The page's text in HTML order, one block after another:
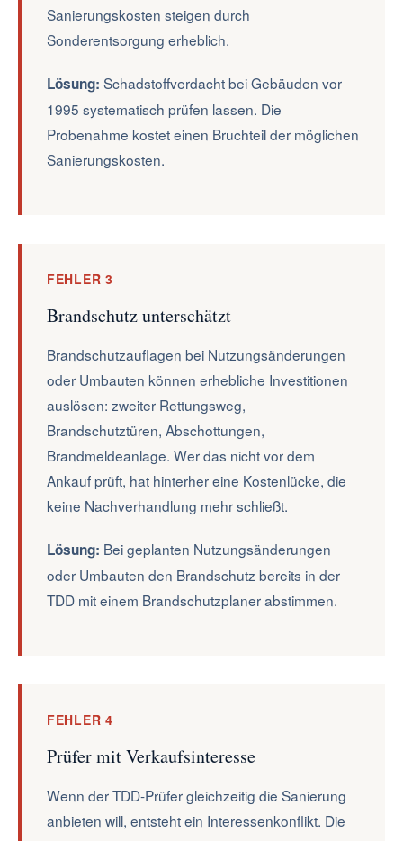
Sanierungskosten steigen durch
Sonderentsorgung erheblich.
Lösung: Schadstoffverdacht bei Gebäuden vor
1995 systematisch prüfen lassen. Die
Probenahme kostet einen Bruchteil der möglichen
Sanierungskosten.
FEHLER 3
Brandschutz unterschätzt
Brandschutzauflagen bei Nutzungsänderungen
oder Umbauten können erhebliche Investitionen
auslösen: zweiter Rettungsweg,
Brandschutztüren, Abschottungen,
Brandmeldeanlage. Wer das nicht vor dem
Ankauf prüft, hat hinterher eine Kostenlücke, die
keine Nachverhandlung mehr schließt.
Lösung: Bei geplanten Nutzungsänderungen
oder Umbauten den Brandschutz bereits in der
TDD mit einem Brandschutzplaner abstimmen.
FEHLER 4
Prüfer mit Verkaufsinteresse
Wenn der TDD-Prüfer gleichzeitig die Sanierung
anbieten will, entsteht ein Interessenkonflikt. Die